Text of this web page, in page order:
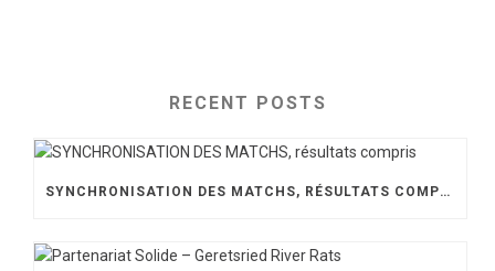
RECENT POSTS
SYNCHRONISATION DES MATCHS, RÉSULTATS COMPRIS